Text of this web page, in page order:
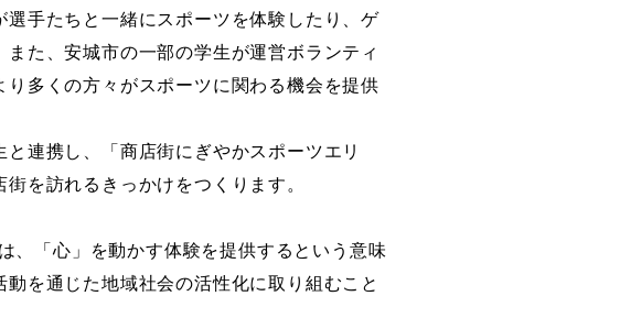
手たちと一緒にスポーツを体験したり、ゲ
た、安城市の一部の学生が運営ボランティ
多くの方々がスポーツに関わる機会を提供
連携し、「商店街にぎやかスポーツエリ
を訪れるきっかけをつくります。
、「心」を動かす体験を提供するという意味
を通じた地域社会の活性化に取り組むこと